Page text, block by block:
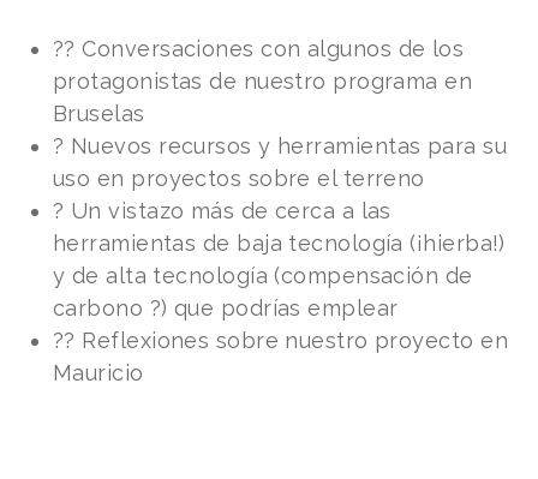
?? Conversaciones con algunos de los
protagonistas de nuestro programa en
Bruselas
?️ Nuevos recursos y herramientas para su
uso en proyectos sobre el terreno
? Un vistazo más de cerca a las
herramientas de baja tecnología (¡hierba!)
y de alta tecnología (compensación de
carbono ?) que podrías emplear
?? Reflexiones sobre nuestro proyecto en
Mauricio